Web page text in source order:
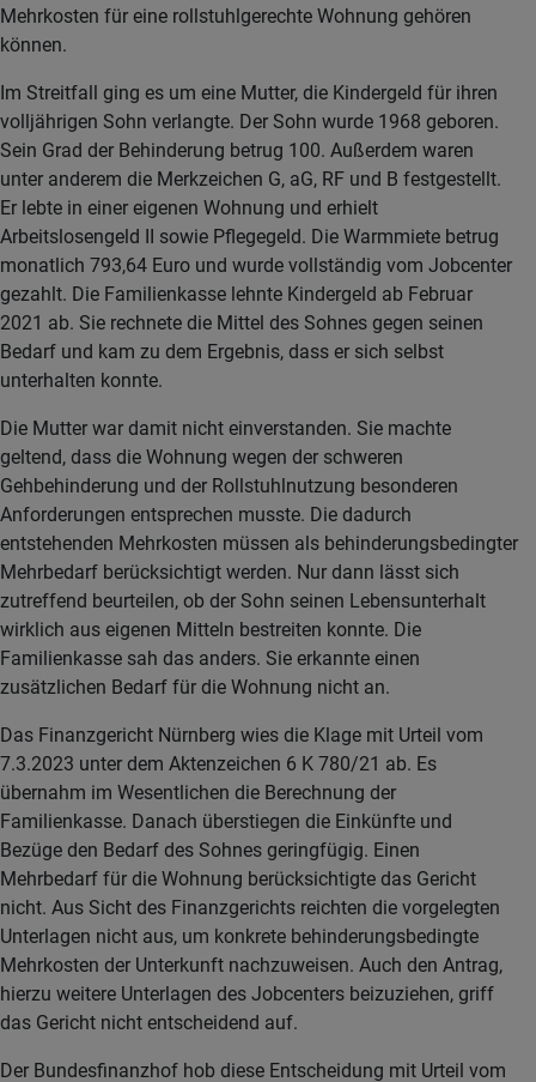
Mehrkosten für eine rollstuhlgerechte Wohnung gehören
können.
Im Streitfall ging es um eine Mutter, die Kindergeld für ihren
volljährigen Sohn verlangte. Der Sohn wurde 1968 geboren.
Sein Grad der Behinderung betrug 100. Außerdem waren
unter anderem die Merkzeichen G, aG, RF und B festgestellt.
Er lebte in einer eigenen Wohnung und erhielt
Arbeitslosengeld II sowie Pflegegeld. Die Warmmiete betrug
monatlich 793,64 Euro und wurde vollständig vom Jobcenter
gezahlt. Die Familienkasse lehnte Kindergeld ab Februar
2021 ab. Sie rechnete die Mittel des Sohnes gegen seinen
Bedarf und kam zu dem Ergebnis, dass er sich selbst
unterhalten konnte.
Die Mutter war damit nicht einverstanden. Sie machte
geltend, dass die Wohnung wegen der schweren
Gehbehinderung und der Rollstuhlnutzung besonderen
Anforderungen entsprechen musste. Die dadurch
entstehenden Mehrkosten müssen als behinderungsbedingter
Mehrbedarf berücksichtigt werden. Nur dann lässt sich
zutreffend beurteilen, ob der Sohn seinen Lebensunterhalt
wirklich aus eigenen Mitteln bestreiten konnte. Die
Familienkasse sah das anders. Sie erkannte einen
zusätzlichen Bedarf für die Wohnung nicht an.
Das Finanzgericht Nürnberg wies die Klage mit Urteil vom
7.3.2023 unter dem Aktenzeichen 6 K 780/21 ab. Es
übernahm im Wesentlichen die Berechnung der
Familienkasse. Danach überstiegen die Einkünfte und
Bezüge den Bedarf des Sohnes geringfügig. Einen
Mehrbedarf für die Wohnung berücksichtigte das Gericht
nicht. Aus Sicht des Finanzgerichts reichten die vorgelegten
Unterlagen nicht aus, um konkrete behinderungsbedingte
Mehrkosten der Unterkunft nachzuweisen. Auch den Antrag,
hierzu weitere Unterlagen des Jobcenters beizuziehen, griff
das Gericht nicht entscheidend auf.
Der Bundesfinanzhof hob diese Entscheidung mit Urteil vom